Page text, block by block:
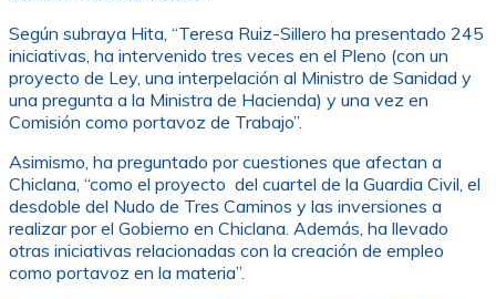
Según subraya Hita, “Teresa Ruiz-Sillero ha presentado 245
iniciativas, ha intervenido tres veces en el Pleno (con un
proyecto de Ley, una interpelación al Ministro de Sanidad y
una pregunta a la Ministra de Hacienda) y una vez en
Comisión como portavoz de Trabajo”.
Asimismo, ha preguntado por cuestiones que afectan a
Chiclana, “como el proyecto del cuartel de la Guardia Civil, el
desdoble del Nudo de Tres Caminos y las inversiones a
realizar por el Gobierno en Chiclana. Además, ha llevado
otras iniciativas relacionadas con la creación de empleo
como portavoz en la materia”.